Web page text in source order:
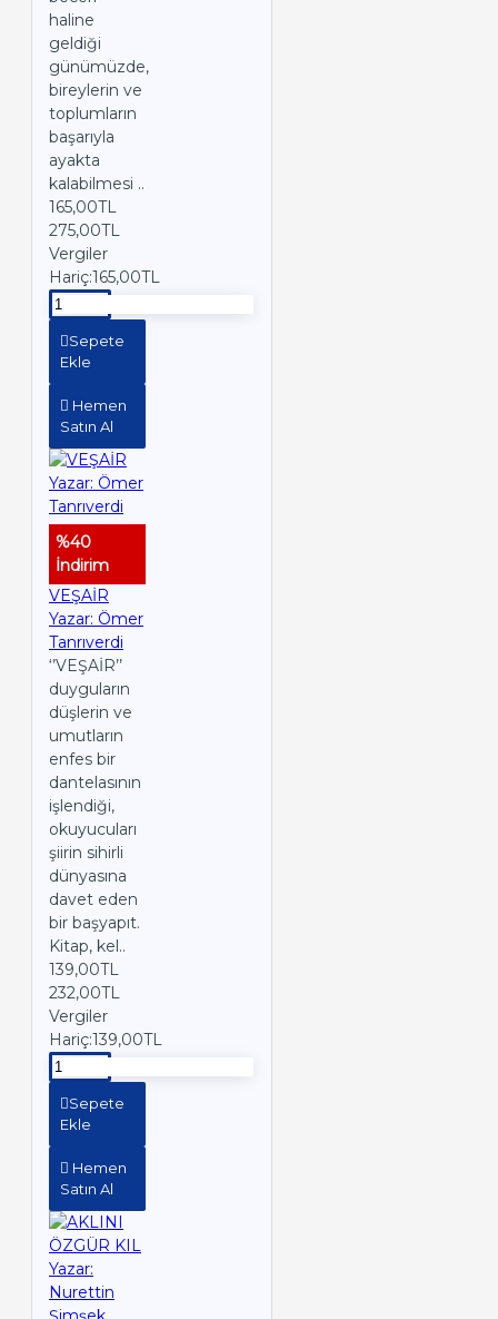
haline
geldiği
günümüzde,
bireylerin ve
toplumların
başarıyla
ayakta
kalabilmesi ..
165,00TL
275,00TL
Vergiler
Hariç:165,00TL
Sepete
Ekle
Hemen
Satın Al
%40
İndirim
VEŞAİR
Yazar: Ömer
Tanrıverdi
‘’VEŞAİR’’
duyguların
düşlerin ve
umutların
enfes bir
dantelasının
işlendiği,
okuyucuları
şiirin sihirli
dünyasına
davet eden
bir başyapıt.
Kitap, kel..
139,00TL
232,00TL
Vergiler
Hariç:139,00TL
Sepete
Ekle
Hemen
Satın Al